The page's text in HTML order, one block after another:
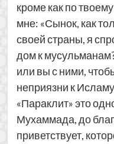
кроме как по
мне: «Сынок, как
своей страны, я
дом к
или вы с ними,
неприязни к
«Параклит» это
Мухаммада, до
приветствует,